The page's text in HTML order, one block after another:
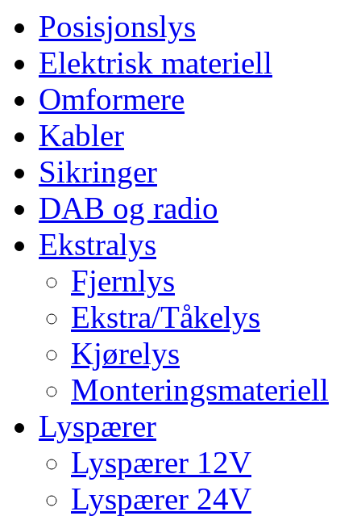
Posisjonslys
Elektrisk materiell
Omformere
Kabler
Sikringer
DAB og radio
Ekstralys
Fjernlys
Ekstra/Tåkelys
Kjørelys
Monteringsmateriell
Lyspærer
Lyspærer 12V
Lyspærer 24V